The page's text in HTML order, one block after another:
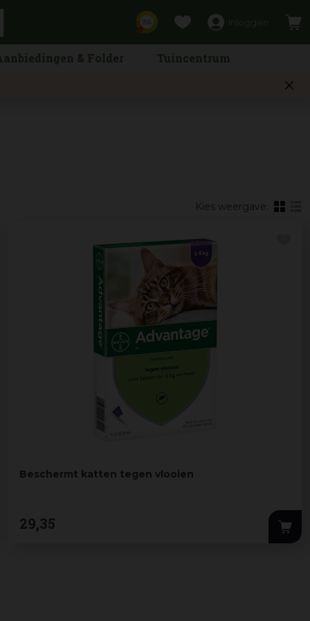
& Folder Tuincentrum
Kies weergave:
Beschermt katten tegen vlooien
29,35